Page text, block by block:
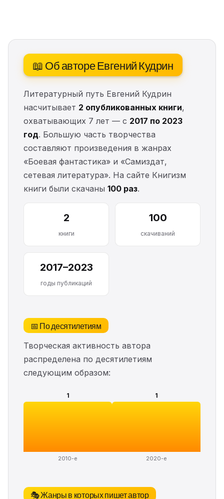
📖 Об авторе Евгений Кудрин
Литературный путь Евгений Кудрин
насчитывает 2 опубликованных книги,
охватывающих 7 лет — с 2017 по 2023
год. Большую часть творчества
составляют произведения в жанрах
«Боевая фантастика» и «Самиздат,
сетевая литература». На сайте Книгизм
книги были скачаны 100 раз.
2
книги
100
скачиваний
2017–2023
годы публикаций
📅 По десятилетиям
Творческая активность автора
распределена по десятилетиям
следующим образом:
1
2010-е
1
2020-е
🎭 Жанры в которых пишет автор